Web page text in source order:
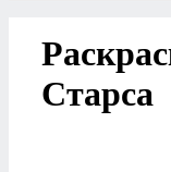
Старса